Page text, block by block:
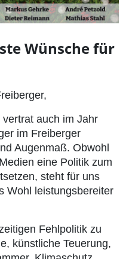
Wünsche für
auch im Jahr
im Freiberger
Augenmaß. Obwohl
eine Politik zum
steht für uns
Wohl leistungsbereiter
Fehlpolitik zu
künstliche Teuerung,